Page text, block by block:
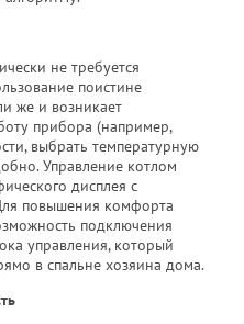
не требуется
поистине
же и возникает
прибора (например,
выбрать температурную
Управление котлом
дисплея с
повышения комфорта
подключения
управления, который
в спальне хозяина дома.